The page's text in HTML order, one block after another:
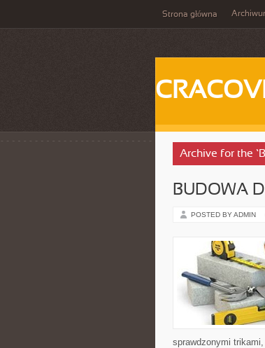
Strona główna
Archive for the
BUDOWA
POSTED BY ADMIN
sprawdzonymi